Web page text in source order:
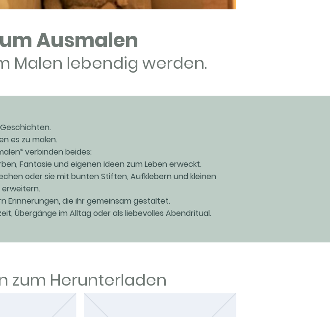
Ausmalen
Malen lebendig werden.
es zu malen.
verbinden beides:
Fantasie und eigenen Ideen zum Leben erweckt.
oder sie mit bunten Stiften, Aufklebern und kleinen
erweitern.
Erinnerungen, die ihr gemeinsam gestaltet.
Übergänge im Alltag oder als liebevolles Abendritual.
zum Herunterladen